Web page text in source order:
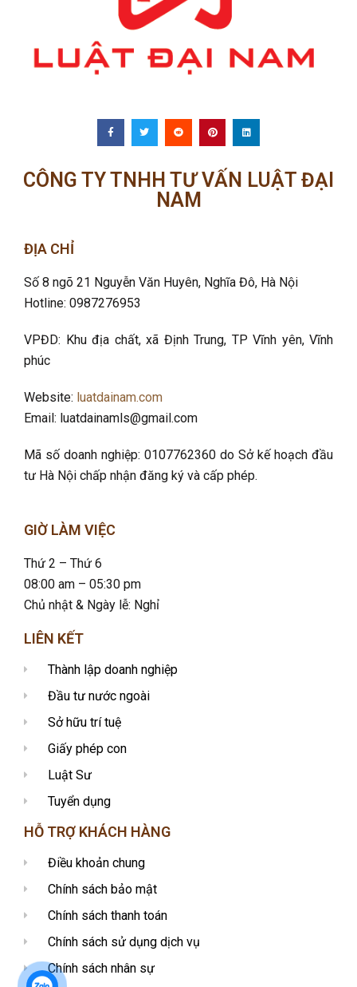
CÔNG TY TNHH TƯ VẤN LUẬT ĐẠI
NAM
ĐỊA CHỈ
Số 8 ngõ 21 Nguyễn Văn Huyên, Nghĩa Đô, Hà Nội
Hotline: 0987276953
VPĐD: Khu địa chất, xã Định Trung, TP Vĩnh yên, Vĩnh
phúc
Website: luatdainam.com
Email: luatdainamls@gmail.com
Mã số doanh nghiệp: 0107762360 do Sở kế hoạch đầu
tư Hà Nội chấp nhận đăng ký và cấp phép.
GIỜ LÀM VIỆC
Thứ 2 – Thứ 6
08:00 am – 05:30 pm
Chủ nhật & Ngày lễ: Nghỉ
LIÊN KẾT
Thành lập doanh nghiệp
Đầu tư nước ngoài
Sở hữu trí tuệ
Giấy phép con
Luật Sư
Tuyển dụng
HỖ TRỢ KHÁCH HÀNG
Điều khoản chung
Chính sách bảo mật
Chính sách thanh toán
Chính sách sử dụng dịch vụ
Chính sách nhân sự